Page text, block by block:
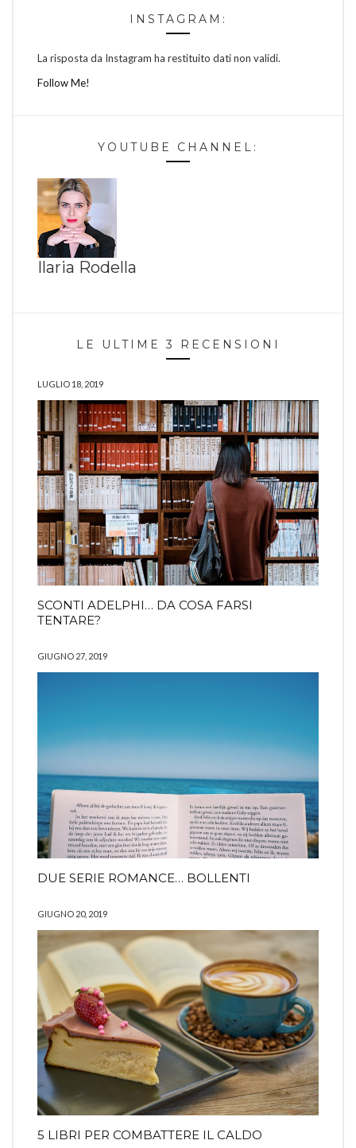
INSTAGRAM:
La risposta da Instagram ha restituito dati non validi.
Follow Me!
YOUTUBE CHANNEL:
Ilaria Rodella
LE ULTIME 3 RECENSIONI
LUGLIO 18, 2019
SCONTI ADELPHI… DA COSA FARSI
TENTARE?
GIUGNO 27, 2019
DUE SERIE ROMANCE… BOLLENTI
GIUGNO 20, 2019
5 LIBRI PER COMBATTERE IL CALDO